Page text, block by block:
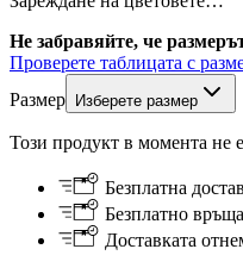
Не забравяйте, че
Проверете таблицата с
Размер
Изберете размер
Този продукт в момента не
Безплатна
Безплатно
Доставката